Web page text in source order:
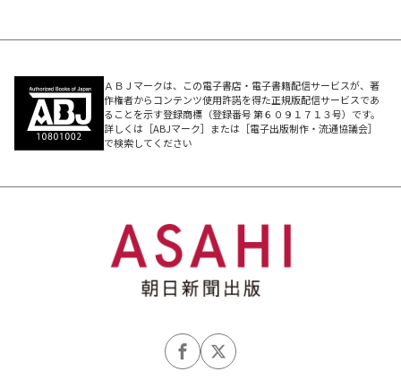
12 核兵器禁止条約発効
14 皇室はこれからどうなる？
16 国のお財布をチェック
17 官僚の接待はなぜ問題？
21 謎が多い聖徳太子は本当はどんな人物？
23 ■2021年の注目！ 3大テーマを深掘り!!
24 あの日から10年 東日本大震災を忘れない
40 今こそ学びたい オリ・パラの歴史
ＡＢＪマークは、この電子書店・電子書籍配信サービスが、著
作権者からコンテンツ使用許諾を得た正規版配信サービスであ
ることを示す登録商標（登録番号 第６０９１７１３号）です。
詳しくは［ABJマーク］または［電子出版制作・流通協議会］
で検索してください